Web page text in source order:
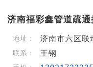
济南福彩鑫管道疏
地址： 济南市六区联
联系： 王钢